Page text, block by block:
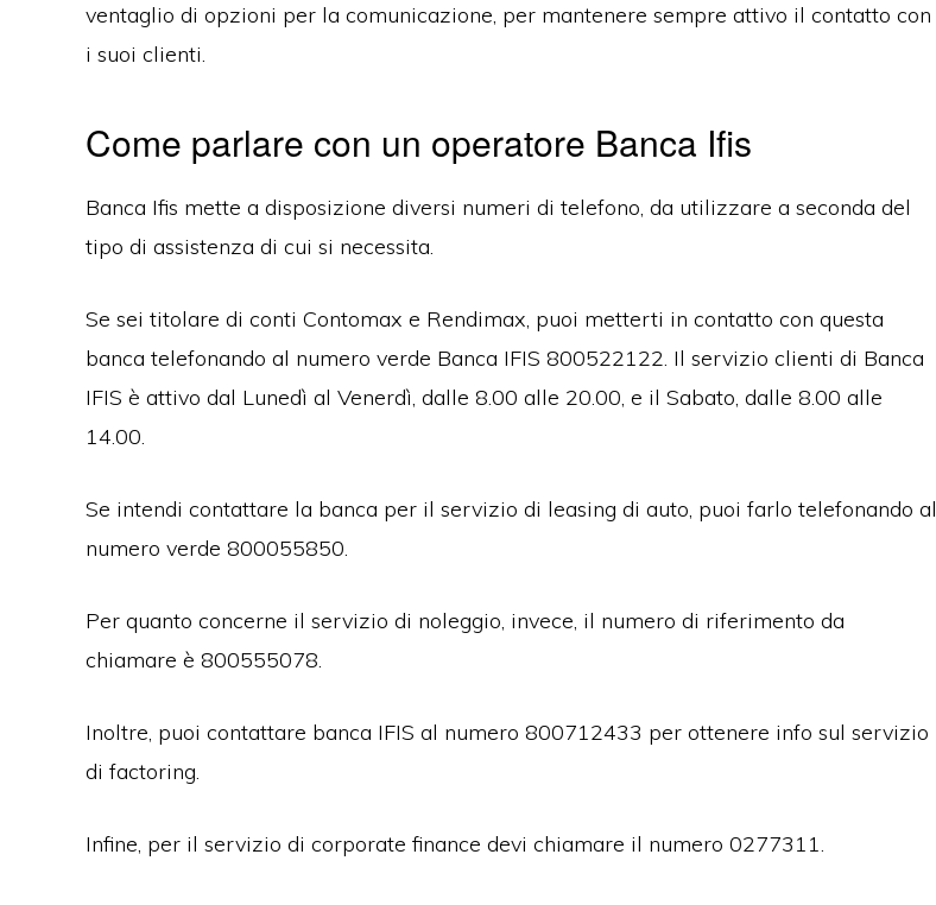
ventaglio di opzioni per la comunicazione, per mantenere sempre attivo il contatto con
i suoi clienti.
Come parlare con un operatore Banca Ifis
Banca Ifis mette a disposizione diversi numeri di telefono, da utilizzare a seconda del
tipo di assistenza di cui si necessita.
Se sei titolare di conti Contomax e Rendimax, puoi metterti in contatto con questa
banca telefonando al numero verde Banca IFIS 800522122. Il servizio clienti di Banca
IFIS è attivo dal Lunedì al Venerdì, dalle 8.00 alle 20.00, e il Sabato, dalle 8.00 alle
14.00.
Se intendi contattare la banca per il servizio di leasing di auto, puoi farlo telefonando al
numero verde 800055850.
Per quanto concerne il servizio di noleggio, invece, il numero di riferimento da
chiamare è 800555078.
Inoltre, puoi contattare banca IFIS al numero 800712433 per ottenere info sul servizio
di factoring.
Infine, per il servizio di corporate finance devi chiamare il numero 0277311.